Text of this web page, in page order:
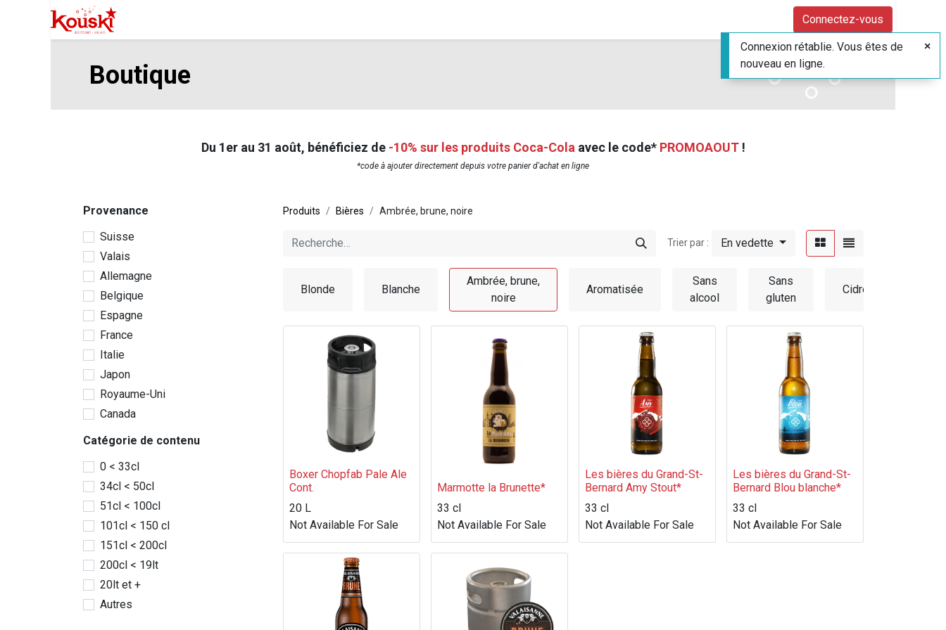
Connectez-vous
Boutique
Du 1er au 31 août, bénéficiez de -10% sur les produits Coca-Cola avec le code* PROMOAOUT!
*code à ajouter directement depuis votre panier d'achat en ligne
Provenance
Suisse
Valais
Allemagne
Belgique
Espagne
France
Italie
Japon
Royaume-Uni
Canada
Catégorie de contenu
0 < 33cl
34cl < 50cl
51cl < 100cl
101cl < 150 cl
151cl < 200cl
200cl < 19lt
20lt et +
Autres
Produits Bières Ambrée, brune, noire
Trier par : En vedette
Blonde Blanche
Ambrée, brune,
noire
Aromatisée
Sans
alcool
Sans
gluten
Cidres
Boxer Chopfab Pale Ale
Cont.
20 L
Not Available For Sale
Marmotte la Brunette*
33 cl
Not Available For Sale
Les bières du Grand-St-
Bernard Amy Stout*
33 cl
Not Available For Sale
Les bières du Grand-St-
Bernard Blou blanche*
33 cl
Not Available For Sale
Connexion rétablie. Vous êtes de
nouveau en ligne.